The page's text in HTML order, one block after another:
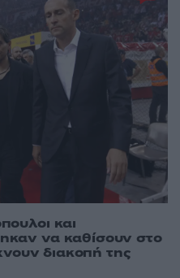
και
να καθίσουν στο
διακοπή της